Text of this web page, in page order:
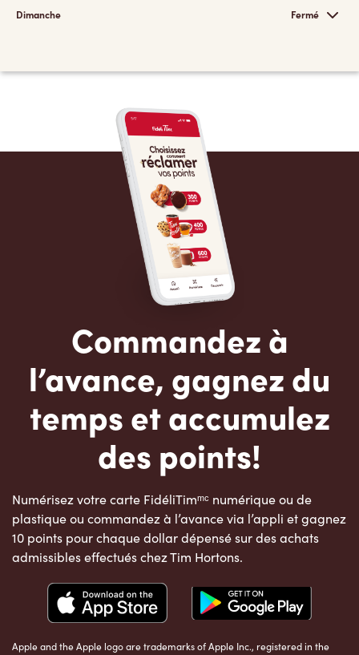
Dimanche Fermé
Commandez à
l’avance, gagnez du
temps et accumulez
des points!
Numérisez votre carte FidéliTimᵐᶜ numérique ou de
plastique ou commandez à l’avance via l’appli et gagnez
10 points pour chaque dollar dépensé sur des achats
admissibles effectués chez Tim Hortons.
Apple and the Apple logo are trademarks of Apple Inc., registered in the